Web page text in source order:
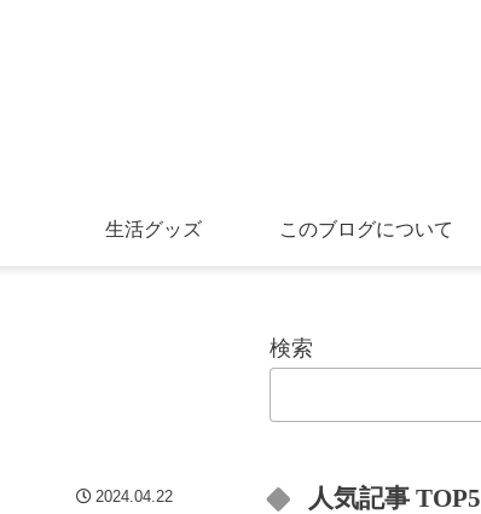
生活グッズ このブログについて
2024.04.22
検索
人気記事 TOP5